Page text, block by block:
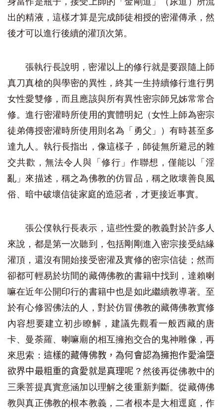
出的精液，這樣才算是完成師徒相授的密灌傳承，然
後才可以進行後續的灌頂次第。
張執行長說明，密灌以上的修行就是要跟隨上師
真刀真槍的與學密的異性，終其一生持續修行進行男
女性愛雙修，而且應該與所有異性密宗師兄姊常常合
修。進行密灌時所使用的實體明妃（女性上師為密宗
徒弟傳授密灌時所使用則名為「勇父」）有時甚至多
達九人。執行長指出，像這樣子，師徒無所避忌的雜
交共歡，無法令人與「修行」作聯想，僅能以「淫
亂」來描述，稱之為佛教的仿冒品，稱之敗壞善良風
俗、暗中破壞信徒家庭的造惡者，才更接近事實。
張公僕執行長表示，這些性愛的教義對於許多人
來說，都是第一次聽到，包括剛剛進入密宗接受結緣
灌頂，還沒有開始接受密灌及實修的密宗信徒；然而
卻都可輕易於坊間的藏傳佛教的書籍中找到，達賴喇
嘛在近年公開印行的書籍中也是如此繼續教導著。至
於有心修習佛法的人，對於仿冒佛教的藏傳佛教實修
內容想要建立初步瞭解，建議先觀看一般西藏的唐
卡、曼荼羅、喇嘛廟的相互擁抱交合的鬼神雕像，再
來思索： 這樣的藏傳佛教，為何會認為擁抱作愛淪墮
欲界中最粗重的貪愛就是真理呢 ？然後再從佛教中的
三乘菩提真實意涵加以理解之後重新判斷。從藏傳佛
教與真正佛教的根本教義，二者根本是大相逕庭，作